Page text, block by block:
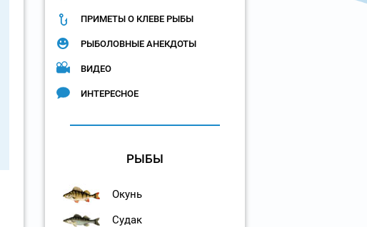
ПРИМЕТЫ О КЛЕВЕ РЫБЫ
РЫБОЛОВНЫЕ АНЕКДОТЫ
ВИДЕО
ИНТЕРЕСНОЕ
РЫБЫ
Окунь
Судак